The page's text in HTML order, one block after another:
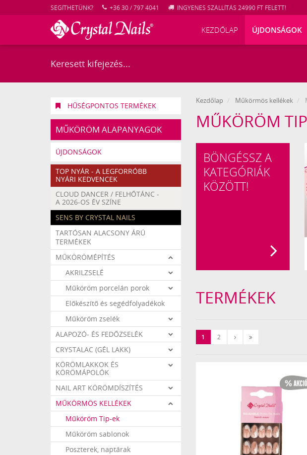
SEGÍTHETÜNK? +36 30 / 797 4041 INGYENES SZÁLLÍTÁS 24990 FT FELETT!
KEZDŐLAP ÚJDONSÁGOK
HŰSÉGPONTOS TERMÉKEK
MŰKÖRÖM ALAPANYAGOK
ÚJDONSÁGOK
TOP NYÁR - A LEGFORRÓBB
NYÁRI KEDVENCEK
CLOUD DANCER / FELHŐTÁNC -
A 2026-OS ÉV SZÍNE
SENS BY CRYSTAL NAILS
TARTÓSAN ALACSONY ÁRÚ
TERMÉKEK
MŰKÖRÖMÉPÍTÉS
AKRILZSELÉ
Műköröm porcelán porok
Előkészítő és segédfolyadékok
Műköröm zselék
ALAPOZÓ- ÉS FEDŐZSELÉK
CRYSTALAC (GÉL LAKK)
KÖRÖMLAKKOK ÉS
KÖRÖMÁPOLÓK
NAIL ART KÖRÖMDÍSZÍTÉS
MŰKÖRMÖS KELLÉKEK
Műköröm Tip-ek
Műköröm sablonok
Poszterek, naptárak
Kezdőlap Műkörmös kellékek
MŰKÖRÖM
BÖNGÉSSZ A
KATEGÓRIÁK
KÖZÖTT!
TERMÉKEK
1 2
KövetkezőUtolsó